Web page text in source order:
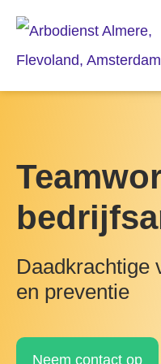
Daadkrachtige
en preventie
Neem contact op